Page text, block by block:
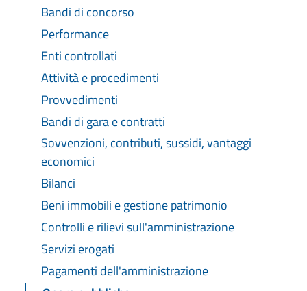
Bandi di concorso
Performance
Enti controllati
Attività e procedimenti
Provvedimenti
Bandi di gara e contratti
Sovvenzioni, contributi, sussidi, vantaggi
economici
Bilanci
Beni immobili e gestione patrimonio
Controlli e rilievi sull'amministrazione
Servizi erogati
Pagamenti dell'amministrazione